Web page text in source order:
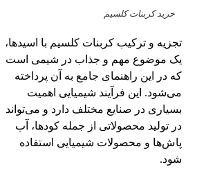
خرید کربنات کلسیم
تجزیه و ترکیب کربنات کلسیم با اسیدها،
یک موضوع مهم و جذاب در شیمی است
که در این راهنمای جامع به آن پرداخته
می‌شود. این فرآیند شیمیایی اهمیت
بسیاری در صنایع مختلف دارد و می‌تواند
در تولید محصولاتی از جمله کودها، آب
پاش‌ها و محصولات شیمیایی استفاده
شود.